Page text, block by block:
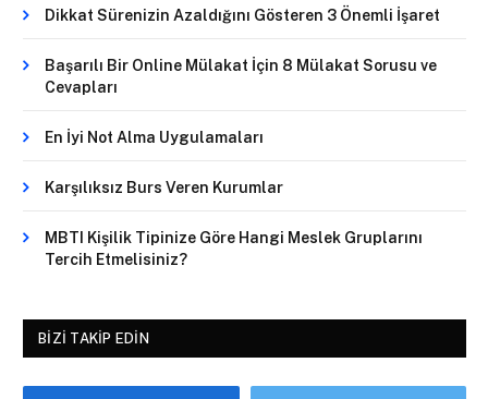
Dikkat Sürenizin Azaldığını Gösteren 3 Önemli İşaret
Başarılı Bir Online Mülakat İçin 8 Mülakat Sorusu ve
Cevapları
En İyi Not Alma Uygulamaları
Karşılıksız Burs Veren Kurumlar
MBTI Kişilik Tipinize Göre Hangi Meslek Gruplarını
Tercih Etmelisiniz?
BIZI TAKIP EDIN